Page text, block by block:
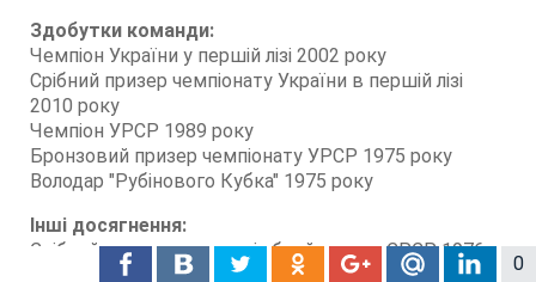
Здобутки команди:
Чемпіон України у першій лізі 2002 року
Срібний призер чемпіонату України в першій лізі
2010 року
Чемпіон УРСР 1989 року
Бронзовий призер чемпіонату УРСР 1975 року
Володар "Рубінового Кубка" 1975 року
Інші досягнення:
Срібний призер першості збройних сил СРСР 1976 р.
Володар призу "Знак якості" 1986 р.
0